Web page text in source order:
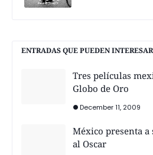
ENTRADAS QUE PUEDEN
Tres películas
Globo de Oro
December 11, 2009
México presenta a
al Oscar